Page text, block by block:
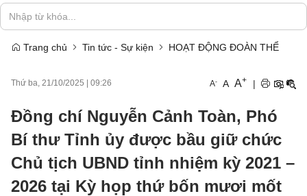
Trang chủ Tin tức - Sự kiện HOẠT ĐỘNG ĐOÀN THỂ
Thứ ba, 21/10/2025 09:26 A- A A+ |
Đồng chí Nguyễn Cảnh Toàn, Phó
Bí thư Tỉnh ủy được bầu giữ chức
Chủ tịch UBND tỉnh nhiệm kỳ 2021 –
2026 tại Kỳ họp thứ bốn mươi mốt